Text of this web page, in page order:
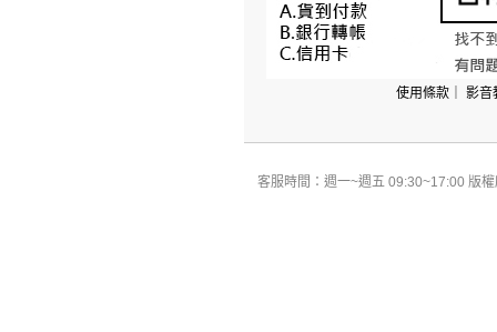
使用條款 影音
客服時間：週一~週五 09:30~17:00 版